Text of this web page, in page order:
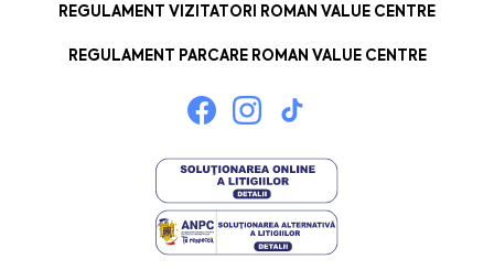
REGULAMENT VIZITATORI ROMAN VALUE CENTRE
REGULAMENT PARCARE ROMAN VALUE CENTRE